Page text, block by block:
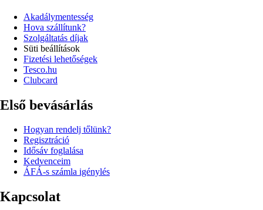
Akadálymentesség
Hova szállítunk?
Szolgáltatás díjak
Süti beállítások
Fizetési lehetőségek
Tesco.hu
Clubcard
Első bevásárlás
Hogyan rendelj tőlünk?
Regisztráció
Idősáv foglalása
Kedvenceim
ÁFÁ-s számla igénylés
Kapcsolat